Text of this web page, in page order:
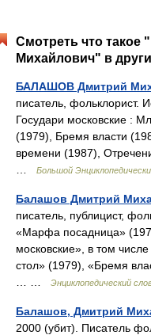
Смотреть что
Михайлович" в
БАЛАШОВ Дмитрий
писатель, фольклорист.
Государи московские :
(1979), Бремя власти
времени (1987),
Большой
Балашов Дмитрий
писатель, публицист,
«Марфа посадница»
московские», в том
стол» (1979), «Бремя
Энциклопедический
Балашов, Дмитрий
2000 (убит). Писатель